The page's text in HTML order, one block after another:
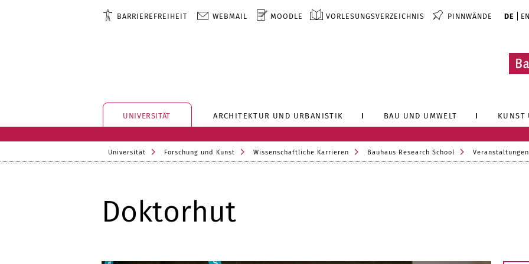
BARRIEREFREIHEIT WEBMAIL MOODLE VORLESUNGSVERZEICHNIS PINNWÄNDE DE EN
UNIVERSITÄT ARCHITEKTUR UND URBANISTIK BAU UND UMWELT KUNST
Universität Forschung und Kunst Wissenschaftliche Karrieren Bauhaus Research School Veranstaltungen
Doktorhut